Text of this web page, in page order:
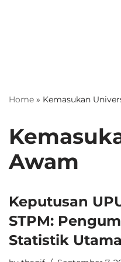
Home » Kemasukan
Awam
Keputusan
STPM:
Statistik Utama